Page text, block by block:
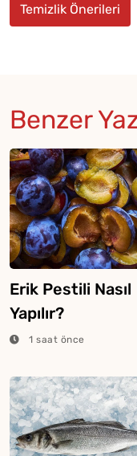
Temizlik Önerileri
Benzer
Erik Pestili Nasıl
Yapılır?
1 saat önce